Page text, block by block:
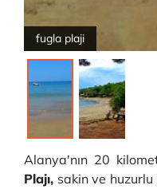
fugla plaji
Alanya'nın 20
Plajı, sakin ve